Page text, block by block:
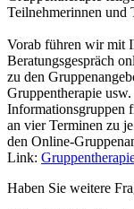
Teilnehmerinnen und
Vorab führen wir mit
Beratungsgespräch
zu den
Gruppentherapie
Informationsgruppen
an vier Terminen zu
den Online-
Link:
Haben Sie weitere